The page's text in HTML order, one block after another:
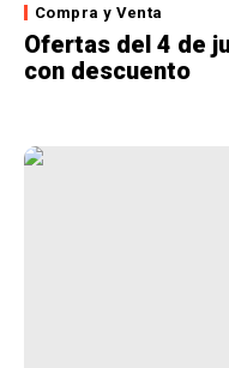
Compra y Venta
Ofertas del 4 de
con descuento